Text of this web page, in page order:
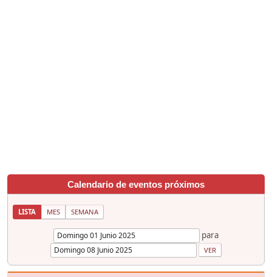
Calendario de eventos próximos
LISTA MES SEMANA
para